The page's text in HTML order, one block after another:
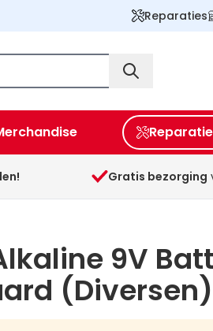
Reparaties
Gratis bezorging
9V